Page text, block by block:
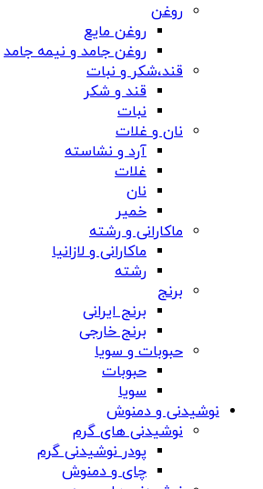
روغن
روغن مایع
روغن جامد و نیمه جامد
قند،شکر و نبات
قند و شکر
نبات
نان و غلات
آرد و نشاسته
غلات
نان
خمیر
ماکارانی و رشته
ماکارانی و لازانیا
رشته
برنج
برنج ایرانی
برنج خارجی
حبوبات و سویا
حبوبات
سویا
نوشیدنی و دمنوش
نوشیدنی های گرم
پودر نوشیدنی گرم
چای و دمنوش